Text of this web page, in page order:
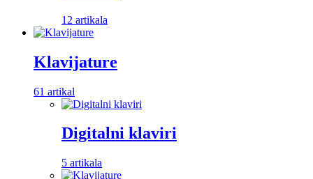
12 artikala
Klavijature
61 artikal
Digitalni klaviri
5 artikala